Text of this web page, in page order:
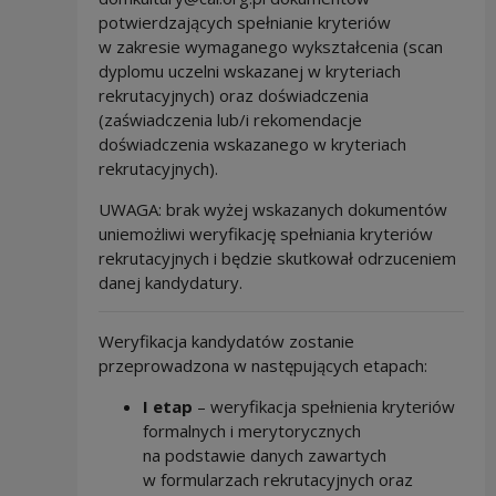
potwierdzających spełnianie kryteriów
w zakresie wymaganego wykształcenia (scan
dyplomu uczelni wskazanej w kryteriach
rekrutacyjnych) oraz doświadczenia
(zaświadczenia lub/i rekomendacje
doświadczenia wskazanego w kryteriach
rekrutacyjnych).
UWAGA: brak wyżej wskazanych dokumentów
uniemożliwi weryfikację spełniania kryteriów
rekrutacyjnych i będzie skutkował odrzuceniem
danej kandydatury.
Weryfikacja kandydatów zostanie
przeprowadzona w następujących etapach:
I etap – weryfikacja spełnienia kryteriów
formalnych i merytorycznych
na podstawie danych zawartych
w formularzach rekrutacyjnych oraz